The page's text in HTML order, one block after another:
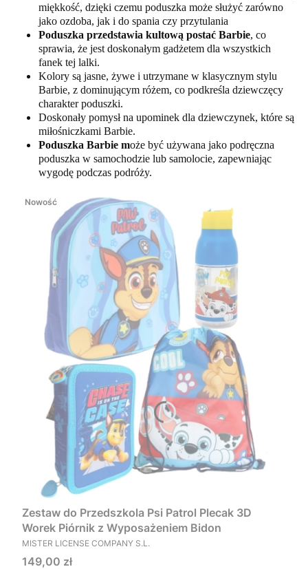
miękkość, dzięki czemu poduszka może służyć zarówno
jako ozdoba, jak i do spania czy przytulania
Poduszka przedstawia kultową postać Barbie, co
sprawia, że jest doskonałym gadżetem dla wszystkich
fanek tej lalki.
Kolory są jasne, żywe i utrzymane w klasycznym stylu
Barbie, z dominującym różem, co podkreśla dziewczęcy
charakter poduszki.
Doskonały pomysł na upominek dla dziewczynek, które są
miłośniczkami Barbie.
Poduszka Barbie może być używana jako podręczna
poduszka w samochodzie lub samolocie, zapewniając
wygodę podczas podróży.
Nowość
Zestaw do Przedszkola Psi Patrol Plecak 3D
Worek Piórnik z Wyposażeniem Bidon
PRODUCENT
MISTER LICENSE COMPANY S.L.
Cena
149,00 zł